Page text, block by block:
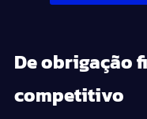
De obrigação
competitivo